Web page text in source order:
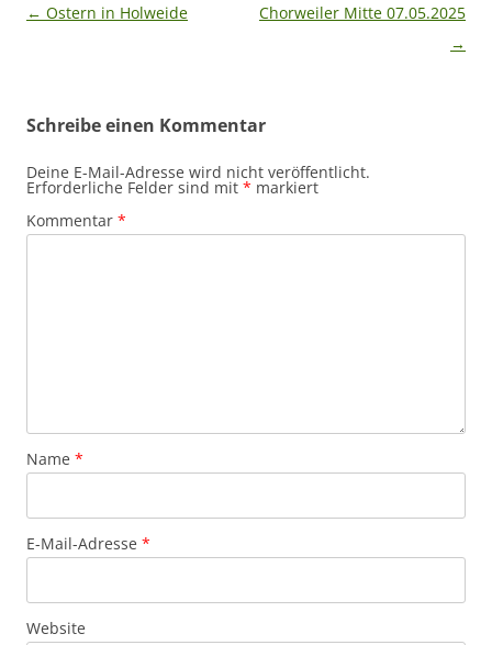
Beitragsnavigation
← Ostern in Holweide
Chorweiler Mitte 07.05.2025
→
Schreibe einen Kommentar
Deine E-Mail-Adresse wird nicht veröffentlicht.
Erforderliche Felder sind mit * markiert
Kommentar *
Name *
E-Mail-Adresse *
Website